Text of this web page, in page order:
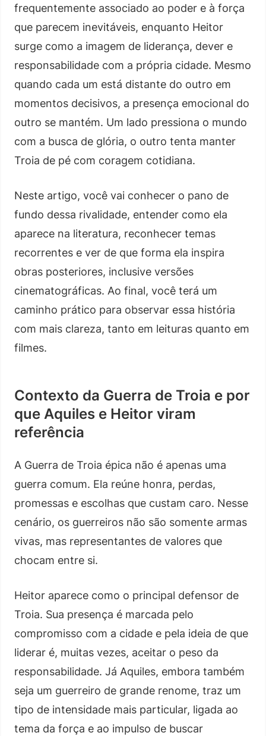
frequentemente associado ao poder e à força
que parecem inevitáveis, enquanto Heitor
surge como a imagem de liderança, dever e
responsabilidade com a própria cidade. Mesmo
quando cada um está distante do outro em
momentos decisivos, a presença emocional do
outro se mantém. Um lado pressiona o mundo
com a busca de glória, o outro tenta manter
Troia de pé com coragem cotidiana.
Neste artigo, você vai conhecer o pano de
fundo dessa rivalidade, entender como ela
aparece na literatura, reconhecer temas
recorrentes e ver de que forma ela inspira
obras posteriores, inclusive versões
cinematográficas. Ao final, você terá um
caminho prático para observar essa história
com mais clareza, tanto em leituras quanto em
filmes.
Contexto da Guerra de Troia e por
que Aquiles e Heitor viram
referência
A Guerra de Troia épica não é apenas uma
guerra comum. Ela reúne honra, perdas,
promessas e escolhas que custam caro. Nesse
cenário, os guerreiros não são somente armas
vivas, mas representantes de valores que
chocam entre si.
Heitor aparece como o principal defensor de
Troia. Sua presença é marcada pelo
compromisso com a cidade e pela ideia de que
liderar é, muitas vezes, aceitar o peso da
responsabilidade. Já Aquiles, embora também
seja um guerreiro de grande renome, traz um
tipo de intensidade mais particular, ligada ao
tema da força e ao impulso de buscar